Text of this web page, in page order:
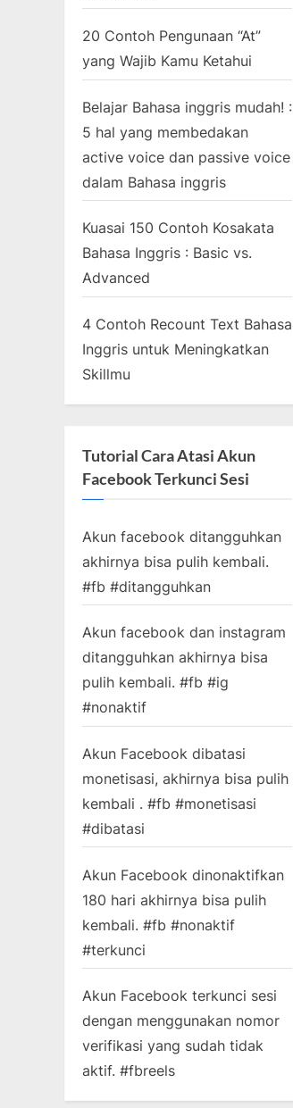
20 Contoh Pengunaan “At”
yang Wajib Kamu Ketahui
Belajar Bahasa inggris mudah! :
5 hal yang membedakan
active voice dan passive voice
dalam Bahasa inggris
Kuasai 150 Contoh Kosakata
Bahasa Inggris : Basic vs.
Advanced
4 Contoh Recount Text Bahasa
Inggris untuk Meningkatkan
Skillmu
Tutorial Cara Atasi Akun
Facebook Terkunci Sesi
Akun facebook ditangguhkan
akhirnya bisa pulih kembali.
#fb #ditangguhkan
Akun facebook dan instagram
ditangguhkan akhirnya bisa
pulih kembali. #fb #ig
#nonaktif
Akun Facebook dibatasi
monetisasi, akhirnya bisa pulih
kembali . #fb #monetisasi
#dibatasi
Akun Facebook dinonaktifkan
180 hari akhirnya bisa pulih
kembali. #fb #nonaktif
#terkunci
Akun Facebook terkunci sesi
dengan menggunakan nomor
verifikasi yang sudah tidak
aktif. #fbreels